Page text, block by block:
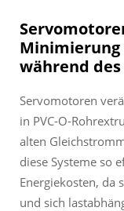
Minimierung
während
Servomotoren
in PVC-O-
alten
diese Systeme so
Energiekosten, da
und sich